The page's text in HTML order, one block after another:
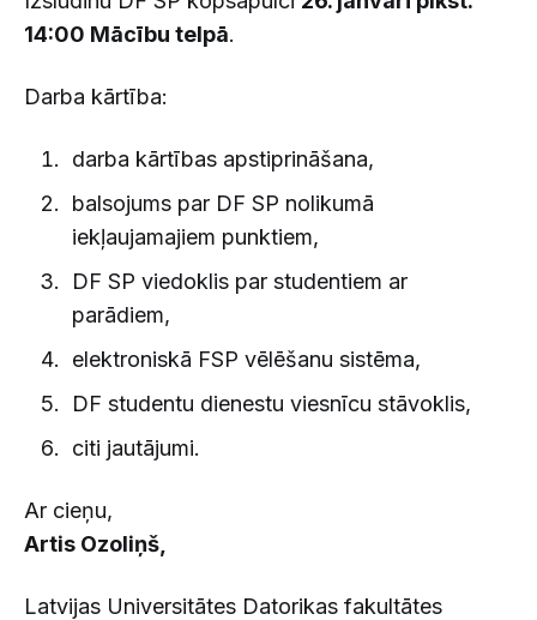
14:00 Mācību telpā.
Darba kārtība:
darba kārtības apstiprināšana,
balsojums par DF SP nolikumā
iekļaujamajiem punktiem,
DF SP viedoklis par studentiem ar
parādiem,
elektroniskā FSP vēlēšanu sistēma,
DF studentu dienestu viesnīcu stāvoklis,
citi jautājumi.
Ar cieņu,
Artis Ozoliņš,
Latvijas Universitātes Datorikas fakultātes